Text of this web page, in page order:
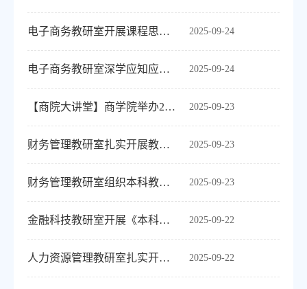
2025-09-24
电子商务教研室开展课程思政专题集体备课活动
2025-09-24
电子商务教研室深学应知应会手册助力迎评
2025-09-23
【商院大讲堂】商学院举办2025年秋季教授大讲堂系列活动（第二期）
2025-09-23
财务管理教研室扎实开展教职工思想动态调研工作
2025-09-23
财务管理教研室组织本科教学工作合格评估专题学习
2025-09-22
金融科技教研室开展《本科教学工作合格评估应知应会学习手册》专题学习活动
2025-09-22
人力资源管理教研室扎实开展评估应知应会学习活动